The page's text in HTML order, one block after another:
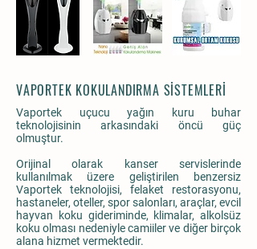
VAPORTEK KOKULANDIRMA SİSTEMLERİ
Vaportek uçucu yağın kuru buhar
teknolojisinin arkasındaki öncü güç
olmuştur.
Orijinal olarak kanser servislerinde
kullanılmak üzere geliştirilen benzersiz
Vaportek teknolojisi, felaket restorasyonu,
hastaneler, oteller, spor salonları, araçlar, evcil
hayvan koku gideriminde, klimalar, alkolsüz
koku olması nedeniyle camiiler ve diğer birçok
alana hizmet vermektedir.